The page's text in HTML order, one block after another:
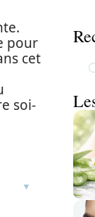
pour
cet
soi-